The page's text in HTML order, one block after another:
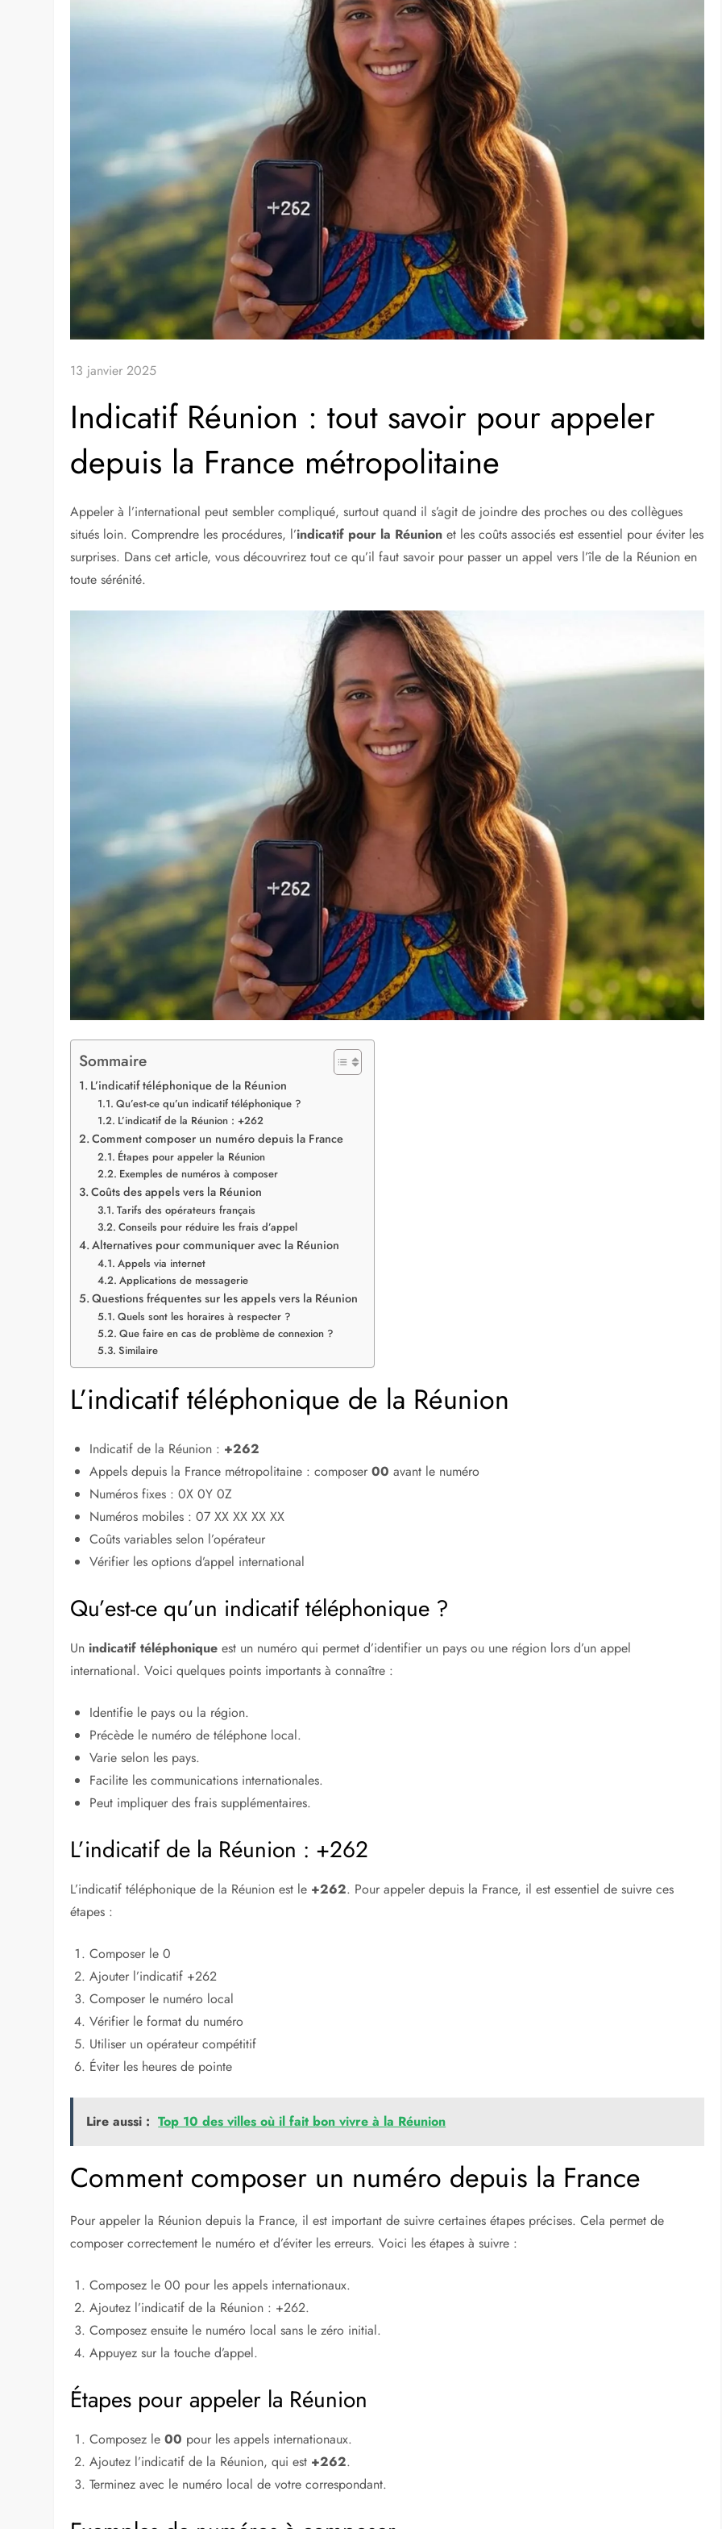
Guide pour un séjour ou une expatriation sur l'île de la Réunion
LA NATURE RÉUNIONNAISE CUISINE RÉUNIONNAISE
Expatriation »Indicatif Réunion : tout savoir pour appeler depuis la France métropolitaine
13 janvier 2025
Indicatif Réunion : tout savoir pour appeler
depuis la France métropolitaine
Appeler à l’international peut sembler compliqué, surtout quand il s’agit de joindre des proches ou des collègues
situés loin. Comprendre les procédures, l’indicatif pour la Réunion et les coûts associés est essentiel pour éviter les
surprises. Dans cet article, vous découvrirez tout ce qu’il faut savoir pour passer un appel vers l’île de la Réunion en
Sommaire
L’indicatif téléphonique de la Réunion
Qu’est-ce qu’un indicatif téléphonique ?
Étapes pour appeler la Réunion
Exemples de numéros à composer
Tarifs des opérateurs français
Conseils pour réduire les frais d’appel
Alternatives pour communiquer avec la Réunion
Applications de messagerie
Questions fréquentes sur les appels vers la Réunion
Quels sont les horaires à respecter ?
L’indicatif téléphonique de la Réunion
Appels depuis la France métropolitaine : composer
Numéros fixes : 0X 0Y 0Z
Numéros mobiles : 07 XX XX XX XX
Coûts variables selon l’opérateur
Vérifier les options d’appel international
Qu’est-ce qu’un indicatif téléphonique ?
Unindicatif téléphonique est un numéro qui permet d’identifier un pays ou une région lors d’un appel
international. Voici quelques points importants à connaître :
Identifie le pays ou la région.
Précède le numéro de téléphone local.
Varie selon les pays.
Facilite les communications internationales.
Peut impliquer des frais supplémentaires.
L’indicatif de la Réunion : +262
L’indicatif téléphonique de la Réunion est le+262. Pour appeler depuis la France, il est essentiel de suivre ces
Ajouter l’indicatif +262
Composer le numéro local
Utiliser un opérateur compétitif
Éviter les heures de pointe
Lire aussi : Top 10 des villes où il fait bon vivre à la Réunion
Comment composer un numéro depuis la France
Pour appeler la Réunion depuis la France, il est important de suivre certaines étapes précises. Cela permet de
composer correctement le numéro et d’éviter les erreurs. Voici les étapes à suivre :